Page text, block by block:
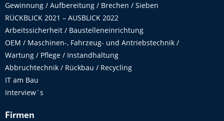
Gewinnung / Aufbereitung / Brechen / Sieben
RÜCKBLICK 2021 – AUSBLICK 2022
Arbeitssicherheit / Baustelleneinrichtung
OEM / Maschinen-, Fahrzeug- und Antriebstechnik /
Wartung / Pflege / Instandhaltung
Abbruchtechnik / Rückbau / Recycling
IT am Bau
Interview´s
Firmen